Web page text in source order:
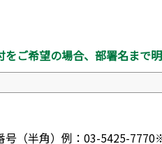
ご希望の場合、部署名まで明
号（半角）例：03-5425-